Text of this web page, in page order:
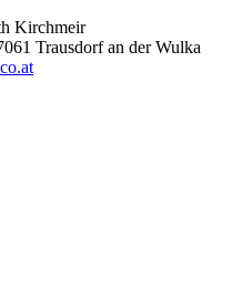
Kirchmeir
Trausdorf an der Wulka